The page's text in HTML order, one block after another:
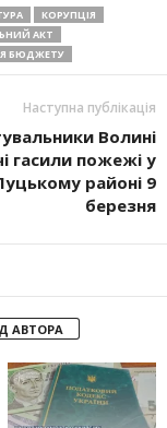
КОРУПЦІЯ
АКТ
БЮДЖЕТУ
Наступна публікація
Волині
гасили пожежі у
районі 9
березня
АВТОРА